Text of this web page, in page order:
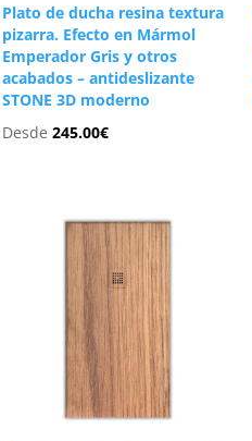
Plato de ducha resina textura
pizarra. Efecto en Mármol
Emperador Gris y otros
acabados – antideslizante
STONE 3D moderno
Desde245.00€